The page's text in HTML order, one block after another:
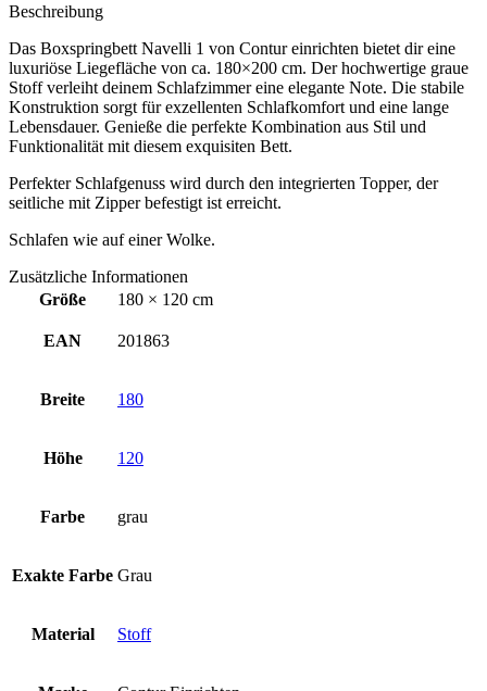
Beschreibung
Das Boxspringbett Navelli 1 von Contur einrichten bietet dir eine
luxuriöse Liegefläche von ca. 180×200 cm. Der hochwertige graue
Stoff verleiht deinem Schlafzimmer eine elegante Note. Die stabile
Konstruktion sorgt für exzellenten Schlafkomfort und eine lange
Lebensdauer. Genieße die perfekte Kombination aus Stil und
Funktionalität mit diesem exquisiten Bett.
Perfekter Schlafgenuss wird durch den integrierten Topper, der
seitliche mit Zipper befestigt ist erreicht.
Schlafen wie auf einer Wolke.
Zusätzliche Informationen
Größe
180 × 120 cm
EAN 201863
Breite 180
Höhe 120
Farbe grau
Exakte Farbe Grau
Material Stoff